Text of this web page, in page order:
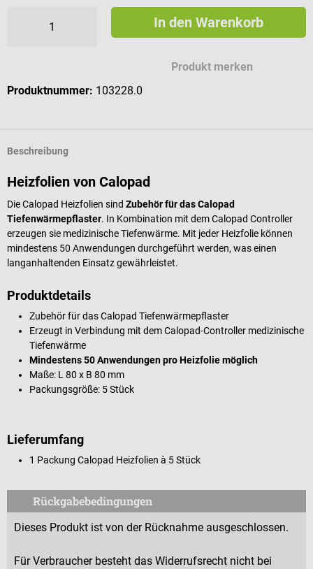
In den Warenkorb
Produkt merken
Produktnummer: 103228.0
Beschreibung
Heizfolien von Calopad
Die Calopad Heizfolien sind Zubehör für das Calopad
Tiefenwärmepflaster. In Kombination mit dem Calopad Controller
erzeugen sie medizinische Tiefenwärme. Mit jeder Heizfolie können
mindestens 50 Anwendungen durchgeführt werden, was einen
langanhaltenden Einsatz gewährleistet.
Produktdetails
Zubehör für das Calopad Tiefenwärmepflaster
Erzeugt in Verbindung mit dem Calopad-Controller medizinische
Tiefenwärme
Mindestens 50 Anwendungen pro Heizfolie möglich
Maße: L 80 x B 80 mm
Packungsgröße: 5 Stück
Lieferumfang
1 Packung Calopad Heizfolien à 5 Stück
Rückgabebedingungen
Dieses Produkt ist von der Rücknahme ausgeschlossen.
Für Verbraucher besteht das Widerrufsrecht nicht bei